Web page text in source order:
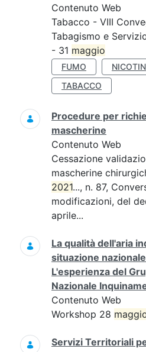
Contenuto Web
Tabacco - VIII
Tabagismo e
- 31 maggio
FUMO
TABACCO
Procedure per
mascherine
Contenuto Web
Cessazione
mascherine
2021..., n. 87,
modificazioni, del
aprile...
La qualità dell'aria
situazione
L'esperienza del
Nazionale
Contenuto Web
Workshop 28
Servizi Territoriali